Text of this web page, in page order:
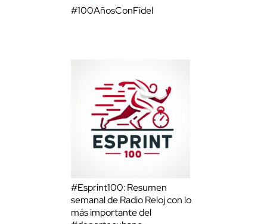
#100AñosConFidel
#Esprint100: Resumen
semanal de Radio Reloj con lo
más importante del